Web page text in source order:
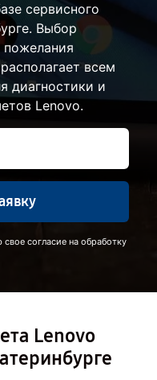
сервисного
Выбор
пожелания
всем
диагностики и
Lenovo.
согласие на обработку
Lenovo